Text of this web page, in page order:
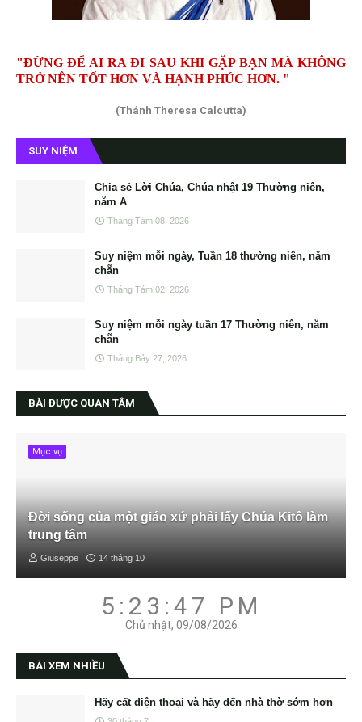
"ĐỪNG ĐỂ AI RA ĐI SAU KHI GẶP BẠN MÀ KHÔNG
TRỞ NÊN TỐT HƠN VÀ HẠNH PHÚC HƠN. "
(Thánh Theresa Calcutta)
SUY NIỆM
Chia sẻ Lời Chúa, Chúa nhật 19 Thường niên,
năm A
Tháng Tám 08, 2026
Suy niệm mỗi ngày, Tuần 18 thường niên, năm
chẵn
Tháng Tám 02, 2026
Suy niệm mỗi ngày tuần 17 Thường niên, năm
chẵn
Tháng Bảy 27, 2026
BÀI ĐƯỢC QUAN TÂM
Mục vụ
Đời sống của một giáo xứ phải lấy Chúa Kitô làm
trung tâm
Giuseppe 14 tháng 10
5:23:48 PM
Chủ nhật, 09/08/2026
BÀI XEM NHIỀU
Hãy cất điện thoại và hãy đến nhà thờ sớm hơn